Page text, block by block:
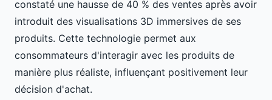
constaté une hausse de 40 % des ventes après avoir
introduit des visualisations 3D immersives de ses
produits. Cette technologie permet aux
consommateurs d'interagir avec les produits de
manière plus réaliste, influençant positivement leur
décision d'achat.